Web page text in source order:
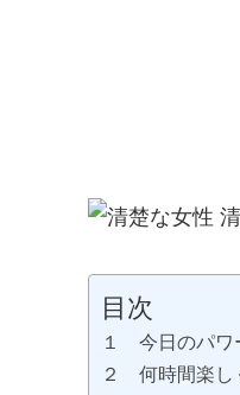
目次
１ 今日のパワ
２ 何時間楽